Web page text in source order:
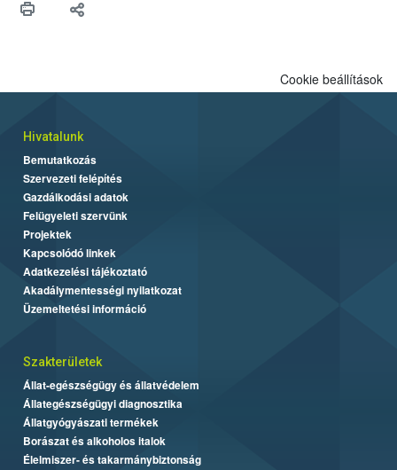
felhasználók számára is elérhető és ökológiai termesztésben is
Cookie beállítások
Hivatalunk
Bemutatkozás
Szervezeti felépítés
Gazdálkodási adatok
Felügyeleti szervünk
Projektek
Kapcsolódó linkek
Adatkezelési tájékoztató
Akadálymentességi nyilatkozat
Üzemeltetési információ
Szakterületek
Állat-egészségügy és állatvédelem
Állategészségügyi diagnosztika
Állatgyógyászati termékek
Borászat és alkoholos italok
Élelmiszer- és takarmánybiztonság